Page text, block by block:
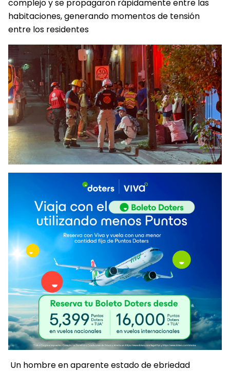
complejo y se propagaron rápidamente entre las
habitaciones, generando momentos de tensión
entre los residentes
Un hombre en aparente estado de ebriedad